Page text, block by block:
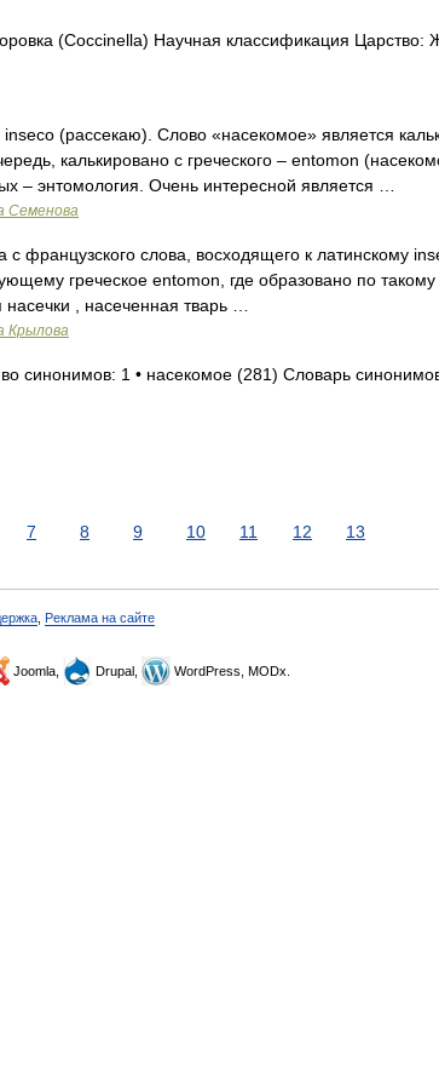
(Coccinella) Научная классификация Царство:
(рассекаю). Слово «насекомое» является
калькировано с греческого – entomon
– энтомология. Очень интересной является …
Семенова
с французского слова, восходящего к латинскому
греческое entomon, где образовано по
, насеченная тварь …
Крылова
синонимов: 1 • насекомое (281) Словарь
7 8 9 10 11 12 13
Реклама на сайте
Joomla, Drupal, WordPress, MODx.